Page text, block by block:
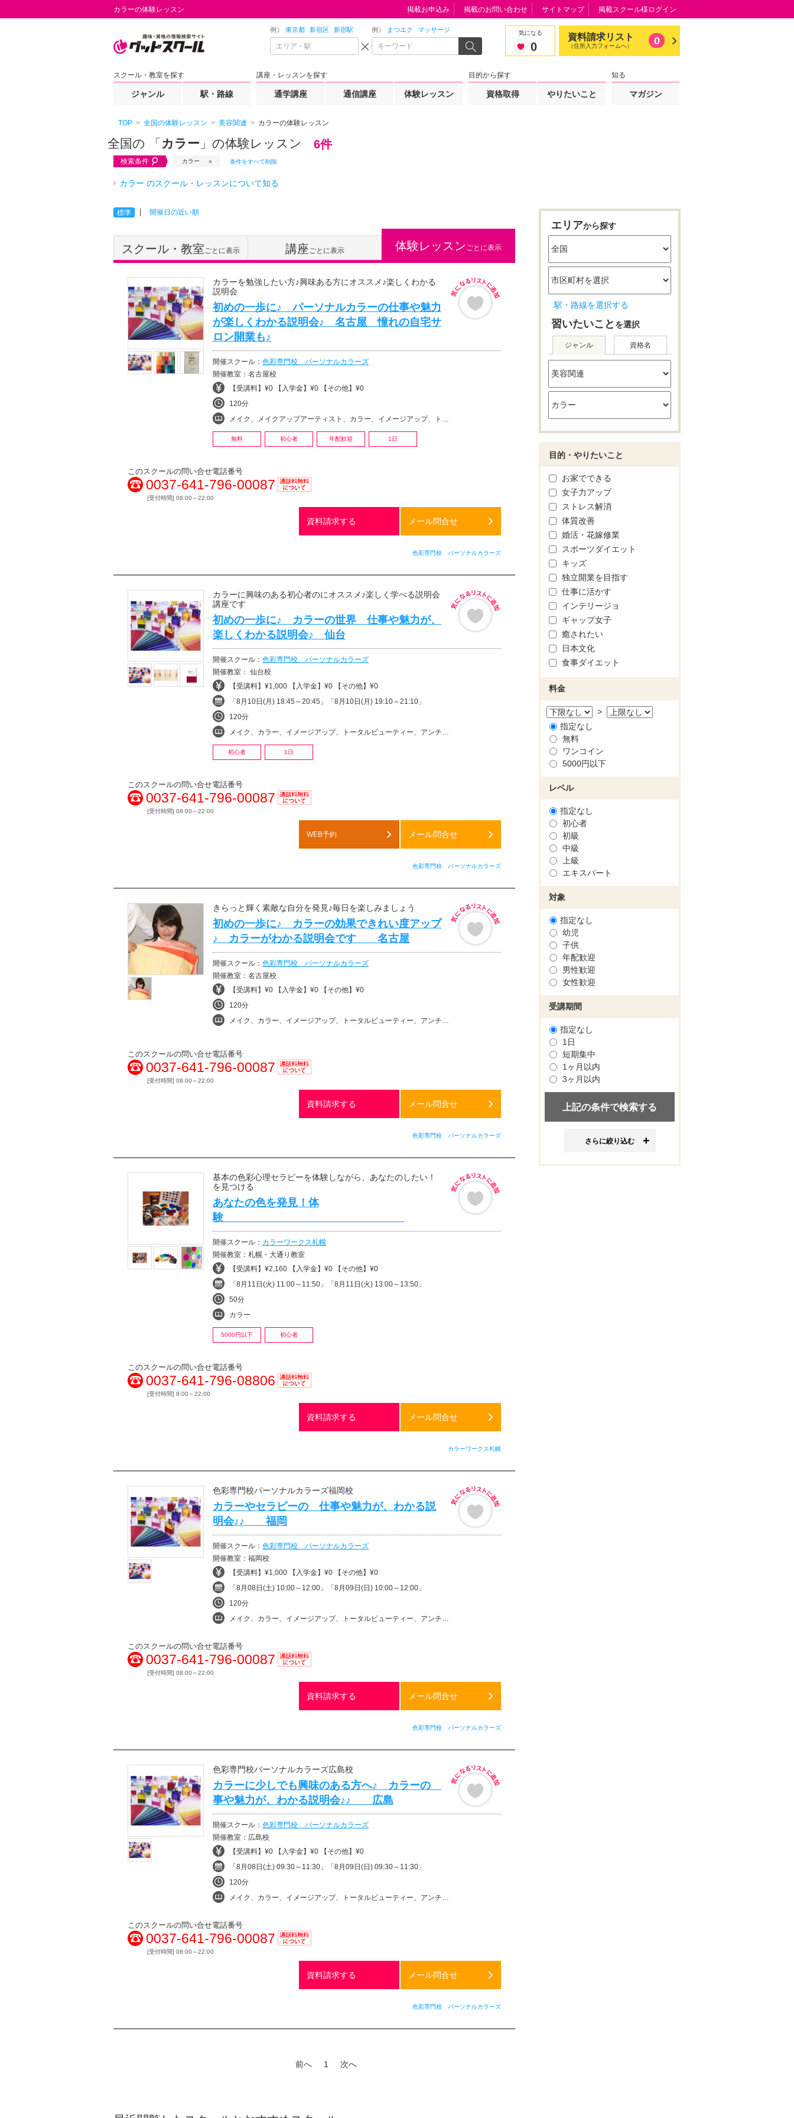
カラーの体験レッスン
例） 東京都 新宿区 新宿駅 例） まつエク マッサージ 気になる
0
資料請求リスト
（住所入力フォームへ） 0
スクール・教室を探す
ジャンル 駅・路線
講座・レッスンを探す
通学講座 通信講座 体験レッスン
目的から探す
資格取得 やりたいこと
知る
マガジン
掲載お申込み 掲載のお問い合わせ サイトマップ 掲載スクール様ログイン
TOP 全国の体験レッスン 美容関連 カラーの体験レッスン
全国の 「 カラー 」の体験レッスン 6件
検索条件 カラー 条件をすべて削除
カラー のスクール・レッスンについて知る
標準 開催日の近い順
スクール・教室ごとに表示 講座ごとに表示 体験レッスンごとに表示
カラーを勉強したい方♪興味ある方にオススメ♪楽しくわかる
説明会
初めの一歩に♪ パーソナルカラーの仕事や魅力
が楽しくわかる説明会♪ 名古屋 憧れの自宅サ
ロン開業も♪
開催スクール： 色彩専門校 パーソナルカラーズ
開催教室：名古屋校
【受講料】¥0 【入学金】¥0 【その他】¥0
120分
メイク、メイクアップアーティスト、カラー、イメージアップ、トータルビューティー、アンチエイジング、美容その他
無料 初心者 年配歓迎 1日
このスクールの問い合せ電話番号
0037-641-796-00087
無料
[受付時間] 08:00～22:00
資料請求する メール問合せ
色彩専門校 パーソナルカラーズ
カラーに興味のある初心者のにオススメ♪楽しく学べる説明会
講座です
初めの一歩に♪ カラーの世界 仕事や魅力が、
楽しくわかる説明会♪ 仙台
開催スクール： 色彩専門校 パーソナルカラーズ
開催教室： 仙台校
【受講料】¥1,000 【入学金】¥0 【その他】¥0
「8月10日(月) 18:45～20:45」「8月10日(月) 19:10～21:10」
120分
メイク、カラー、イメージアップ、トータルビューティー、アンチエイジング、美容その他
初心者 1日
このスクールの問い合せ電話番号
0037-641-796-00087
無料
[受付時間] 08:00～22:00
WEB予約 メール問合せ
色彩専門校 パーソナルカラーズ
きらっと輝く素敵な自分を発見♪毎日を楽しみましょう
初めの一歩に♪ カラーの効果できれい度アップ
♪ カラーがわかる説明会です 名古屋
開催スクール： 色彩専門校 パーソナルカラーズ
開催教室：名古屋校
【受講料】¥0 【入学金】¥0 【その他】¥0
120分
メイク、カラー、イメージアップ、トータルビューティー、アンチエイジング、美容その他
このスクールの問い合せ電話番号
0037-641-796-00087
無料
[受付時間] 08:00～22:00
資料請求する メール問合せ
色彩専門校 パーソナルカラーズ
基本の色彩心理セラピーを体験しながら、あなたのしたい！
を見つける
あなたの色を発見！体
験
開催スクール： カラーワークス札幌
開催教室：札幌・大通り教室
【受講料】¥2,160 【入学金】¥0 【その他】¥0
「8月11日(火) 11:00～11:50」「8月11日(火) 13:00～13:50」
50分
カラー
5000円以下 初心者
このスクールの問い合せ電話番号
0037-641-796-08806
無料
[受付時間] 8:00～22:00
資料請求する メール問合せ
カラーワークス札幌
色彩専門校パーソナルカラーズ福岡校
カラーやセラピーの 仕事や魅力が、わかる説
明会♪♪ 福岡
開催スクール： 色彩専門校 パーソナルカラーズ
開催教室：福岡校
【受講料】¥1,000 【入学金】¥0 【その他】¥0
「8月08日(土) 10:00～12:00」「8月09日(日) 10:00～12:00」
120分
メイク、カラー、イメージアップ、トータルビューティー、アンチエイジング、美容その他
このスクールの問い合せ電話番号
0037-641-796-00087
無料
[受付時間] 08:00～22:00
資料請求する メール問合せ
色彩専門校 パーソナルカラーズ
色彩専門校パーソナルカラーズ広島校
カラーに少しでも興味のある方へ♪ カラーの
事や魅力が、わかる説明会♪♪ 広島
開催スクール： 色彩専門校 パーソナルカラーズ
開催教室：広島校
【受講料】¥0 【入学金】¥0 【その他】¥0
「8月08日(土) 09:30～11:30」「8月09日(日) 09:30～11:30」
120分
メイク、カラー、イメージアップ、トータルビューティー、アンチエイジング、美容その他
このスクールの問い合せ電話番号
0037-641-796-00087
無料
[受付時間] 08:00～22:00
資料請求する メール問合せ
色彩専門校 パーソナルカラーズ
前へ 1 次へ
エリアから探す
駅・路線を選択する
習いたいこと を選択
ジャンル 資格名
目的・やりたいこと
お家でできる
女子力アップ
ストレス解消
体質改善
婚活・花嫁修業
スポーツダイエット
キッズ
独立開業を目指す
仕事に活かす
インテリージョ
ギャップ女子
癒されたい
日本文化
食事ダイエット
料金
>
指定なし
無料
ワンコイン
5000円以下
レベル
指定なし
初心者
初級
中級
上級
エキスパート
対象
指定なし
幼児
子供
年配歓迎
男性歓迎
女性歓迎
受講期間
指定なし
1日
短期集中
1ヶ月以内
3ヶ月以内
さらに絞り込む